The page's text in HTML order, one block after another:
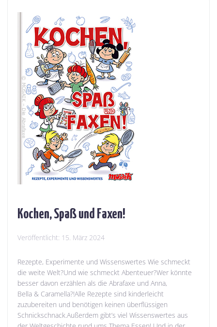
Kochen, Spaß und Faxen!
Veröffentlicht: 15. März 2024
Rezepte, Experimente und Wissenswertes Wie schmeckt
die weite Welt?Und wie schmeckt Abenteuer?Wer könnte
besser davon erzählen als die Abrafaxe und Anna,
Bella & Caramella?!Alle Rezepte sind kinderleicht
zuzubereiten und benötigen keinen überflüssigen
Schnickschnack.Außerdem gibt’s viel Wissenswertes aus